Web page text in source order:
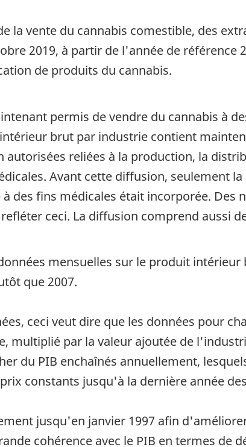
la vente du cannabis comestible, des
2019, à partir de l'année de référence
de produits du cannabis.
permis de vendre du cannabis à
brut par industrie contient
autorisées reliées à la production, la
Avant cette diffusion, seulement
des fins médicales était incorporée. Des
ceci. La diffusion comprend aussi
mensuelles sur le produit
que 2007.
ceci veut dire que les données pour
multiplié par la valeur ajoutée de
du PIB enchaînés annuellement,
constants jusqu'à la dernière année des
jusqu'en janvier 1997 afin
cohérence avec le PIB en termes de